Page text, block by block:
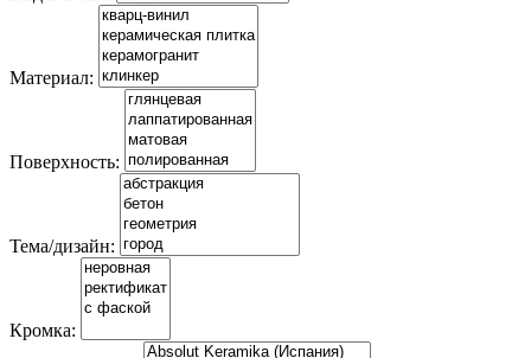
Материал:
Поверхность:
Тема/дизайн:
Кромка: